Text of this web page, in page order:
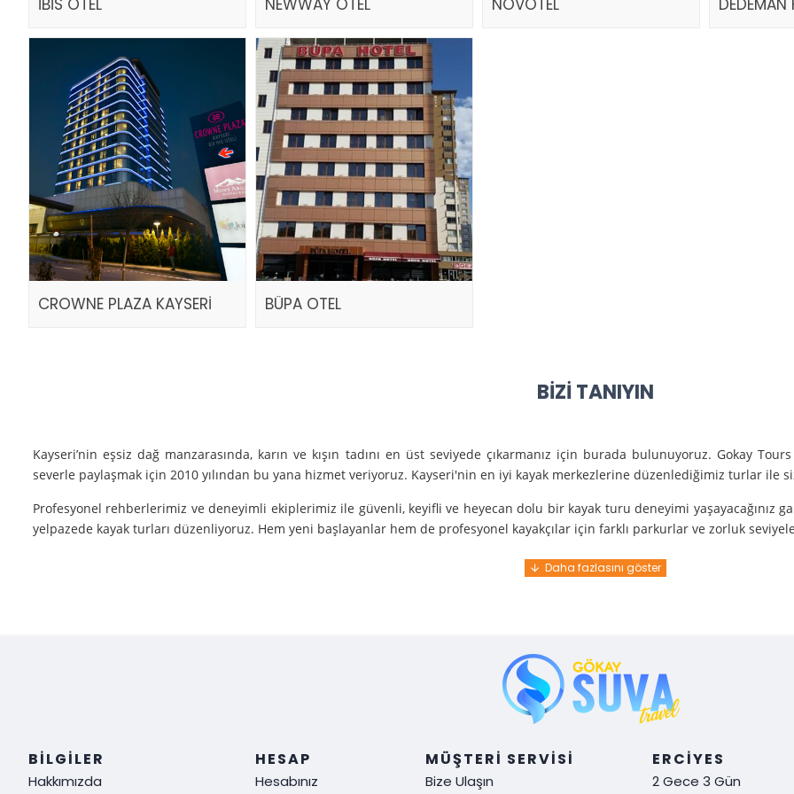
CROWNE PLAZA KAYSERİ BÜPA OTEL
BIZI TANIYIN
Kayseri’nin eşsiz dağ manzarasında, karın ve kışın tadını en üst seviyede çıkarmanız için burada bulunuyoruz. Gokay
severle paylaşmak için 2010 yılından bu yana hizmet veriyoruz. Kayseri'nin en iyi kayak merkezlerine düzenlediğimiz turlar ile
Profesyonel rehberlerimiz ve deneyimli ekiplerimiz ile güvenli, keyifli ve heyecan dolu bir kayak turu deneyimi yaşayacağınız
yelpazede kayak turları düzenliyoruz. Hem yeni başlayanlar hem de profesyonel kayakçılar için farklı parkurlar ve zorluk
Güvenlik: Kayak yaparken güvenliğiniz bizim için her şeyden önce gelir. En kaliteli ekipmanlarla ve uzman rehberlerle sizi güvenle
Müşteri Memnuniyeti: Sizin tatmin olmanız bizim için her şey demek. Tüm detayları önceden planlayarak, size özel, rahat ve
ediyoruz!
BILGILER
Hakkımızda
HESAP
Hesabınız
MÜŞTERI SERVISI
Bize Ulaşın
ERCIYES
2 Gece 3 Gün